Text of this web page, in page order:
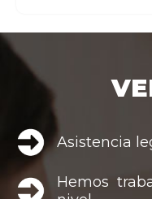
Asistencia
Hemos